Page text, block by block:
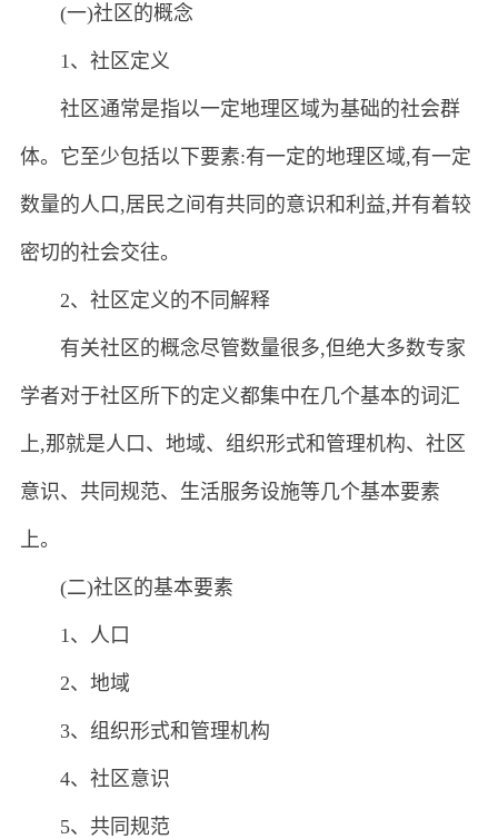
(一)社区的概念
1、社区定义
社区通常是指以一定地理区域为基础的社会群
体。它至少包括以下要素:有一定的地理区域,有一定
数量的人口,居民之间有共同的意识和利益,并有着较
密切的社会交往。
2、社区定义的不同解释
有关社区的概念尽管数量很多,但绝大多数专家
学者对于社区所下的定义都集中在几个基本的词汇
上,那就是人口、地域、组织形式和管理机构、社区
意识、共同规范、生活服务设施等几个基本要素
上。
(二)社区的基本要素
1、人口
2、地域
3、组织形式和管理机构
4、社区意识
5、共同规范